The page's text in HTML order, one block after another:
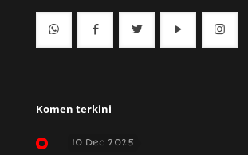
Komen terkini
10 Dec 2025